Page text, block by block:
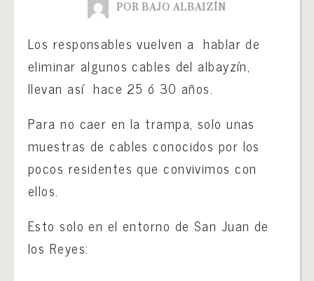
POR BAJO ALBAIZÍN
Los responsables vuelven a hablar de
eliminar algunos cables del albayzín,
llevan así hace 25 ó 30 años.
Para no caer en la trampa, solo unas
muestras de cables conocidos por los
pocos residentes que convivimos con
ellos.
Esto solo en el entorno de San Juan de
los Reyes: